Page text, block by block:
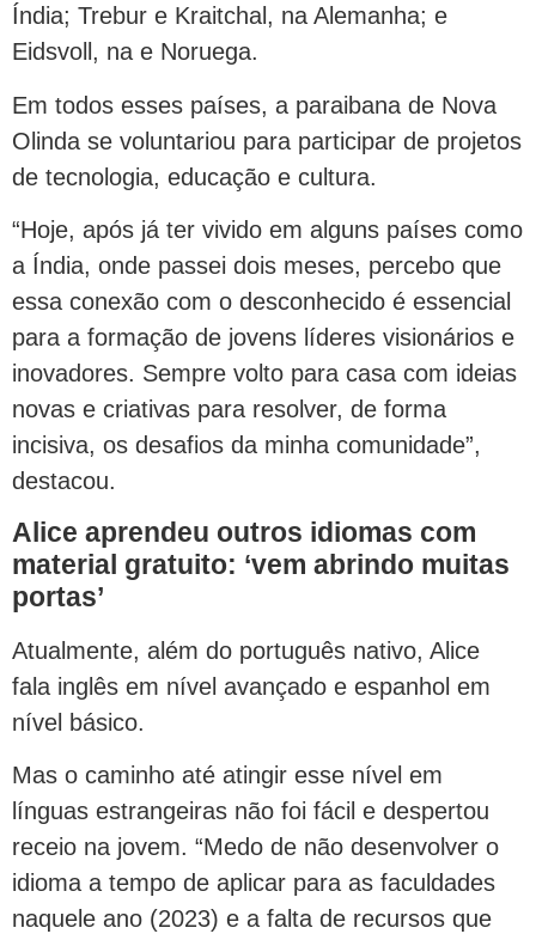
Índia; Trebur e Kraitchal, na Alemanha; e
Eidsvoll, na e Noruega.
Em todos esses países, a paraibana de Nova
Olinda se voluntariou para participar de projetos
de tecnologia, educação e cultura.
“Hoje, após já ter vivido em alguns países como
a Índia, onde passei dois meses, percebo que
essa conexão com o desconhecido é essencial
para a formação de jovens líderes visionários e
inovadores. Sempre volto para casa com ideias
novas e criativas para resolver, de forma
incisiva, os desafios da minha comunidade”,
destacou.
Alice aprendeu outros idiomas com
material gratuito: ‘vem abrindo muitas
portas’
Atualmente, além do português nativo, Alice
fala inglês em nível avançado e espanhol em
nível básico.
Mas o caminho até atingir esse nível em
línguas estrangeiras não foi fácil e despertou
receio na jovem. “Medo de não desenvolver o
idioma a tempo de aplicar para as faculdades
naquele ano (2023) e a falta de recursos que